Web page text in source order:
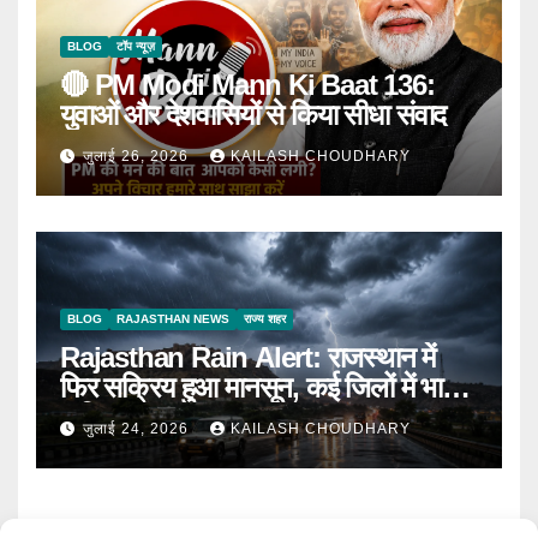
BLOG टॉप न्यूज़
🔴 PM Modi Mann Ki Baat 136:
युवाओं और देशवासियों से किया सीधा संवाद
जुलाई 26, 2026 KAILASH CHOUDHARY
BLOG RAJASTHAN NEWS राज्य शहर
Rajasthan Rain Alert: राजस्थान में
फिर सक्रिय हुआ मानसून, कई जिलों में भारी
बारिश का Alert
जुलाई 24, 2026 KAILASH CHOUDHARY